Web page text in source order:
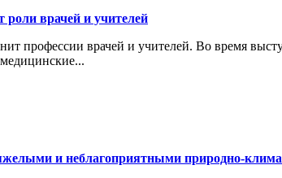
роли врачей и учителей
профессии врачей и учителей. Во время
и неблагоприятными природно-